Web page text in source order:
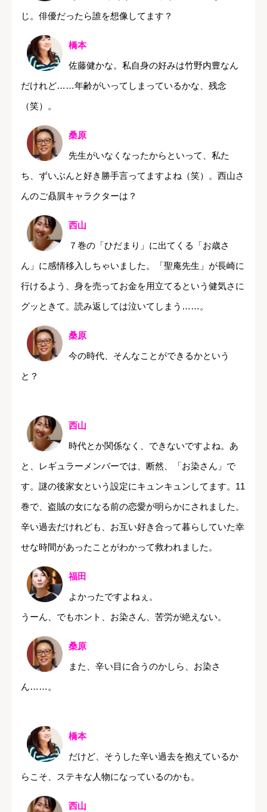
じ。俳優だったら誰を想像してます？
橋本
佐藤健かな。私自身の好みは竹野内豊なん
だけれど……年齢がいってしまっているかな、残念
（笑）。
桑原
先生がいなくなったからといって、私た
ち、ずいぶんと好き勝手言ってますよね（笑）。西山さ
んのご贔屓キャラクターは？
西山
７巻の「ひだまり」に出てくる「お歳さ
ん」に感情移入しちゃいました。「聖庵先生」が長崎に
行けるよう、身を売ってお金を用立てるという健気さに
グッときて。読み返しては泣いてしまう……。
桑原
今の時代、そんなことができるかという
と？
西山
時代とか関係なく、できないですよね。あ
と、レギュラーメンバーでは、断然、「お染さん」で
す。謎の後家女という設定にキュンキュンしてます。11
巻で、盗賊の女になる前の恋愛が明らかにされました。
辛い過去だけれども、お互い好き合って暮らしていた幸
せな時間があったことがわかって救われました。
福田
よかったですよねぇ。
うーん、でもホント、お染さん、苦労が絶えない。
桑原
また、辛い目に合うのかしら、お染さ
ん……。
橋本
だけど、そうした辛い過去を抱えているか
らこそ、ステキな人物になっているのかも。
西山